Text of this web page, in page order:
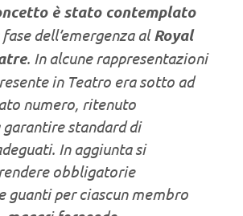
è stato contemplato
dell’emergenza alRoyal
. In alcune rappresentazioni
in Teatro era sotto ad
numero, ritenuto
standard di
In aggiunta si
obbligatorie
guanti per ciascun membro